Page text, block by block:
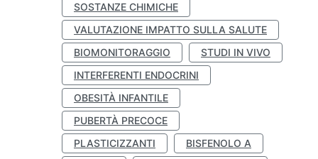
SOSTANZE CHIMICHE
VALUTAZIONE IMPATTO SULLA SALUTE
BIOMONITORAGGIO
STUDI IN VIVO
INTERFERENTI ENDOCRINI
OBESITÀ INFANTILE
PUBERTÀ PRECOCE
PLASTICIZZANTI
BISFENOLO A